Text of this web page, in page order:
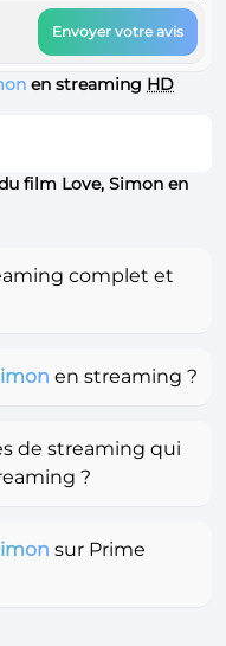
Envoyer votre avis
en streaming HD
film Love, Simon en
complet et
en streaming ?
de streaming qui
?
sur Prime